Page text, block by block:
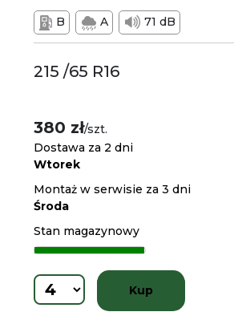
B A 71 dB
215 /65 R16
380 zł/szt.
Dostawa za 2 dni
Wtorek
Montaż w serwisie za 3 dni
Środa
Stan magazynowy
Kup